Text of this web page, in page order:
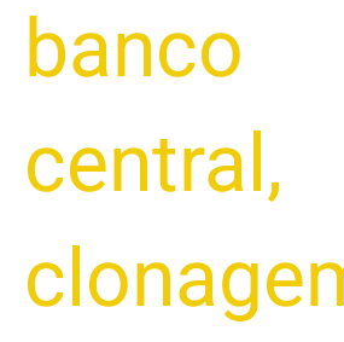
banco
central ,